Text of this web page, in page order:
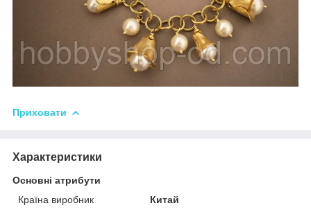
Приховати
Характеристики
Основні атрибути
Країна виробник
Китай